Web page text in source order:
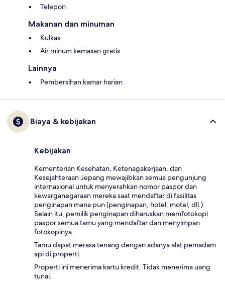
Telepon
Makanan dan minuman
Kulkas
Air minum kemasan gratis
Lainnya
Pembersihan kamar harian
Biaya & kebijakan
Kebijakan
Kementerian Kesehatan, Ketenagakerjaan, dan
Kesejahteraan Jepang mewajibkan semua pengunjung
internasional untuk menyerahkan nomor paspor dan
kewarganegaraan mereka saat mendaftar di fasilitas
penginapan mana pun (penginapan, hotel, motel, dll.).
Selain itu, pemilik penginapan diharuskan memfotokopi
paspor semua tamu yang mendaftar dan menyimpan
fotokopinya.
Tamu dapat merasa tenang dengan adanya alat pemadam
api di properti.
Properti ini menerima kartu kredit. Tidak menerima uang
tunai.